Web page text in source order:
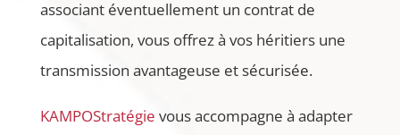
associant éventuellement un contrat de
capitalisation, vous offrez à vos héritiers une
transmission avantageuse et sécurisée.
KAMPOStratégie vous accompagne à adapter